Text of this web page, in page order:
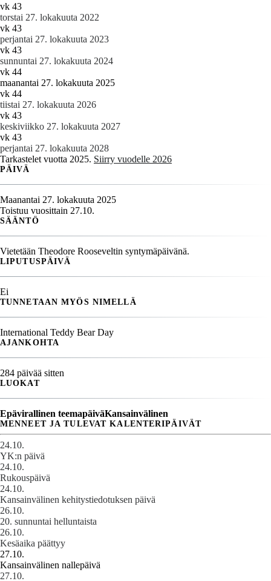
vk 43
torstai 27. lokakuuta 2022
vk 43
perjantai 27. lokakuuta 2023
vk 43
sunnuntai 27. lokakuuta 2024
vk 44
maanantai 27. lokakuuta 2025
vk 44
tiistai 27. lokakuuta 2026
vk 43
keskiviikko 27. lokakuuta 2027
vk 43
perjantai 27. lokakuuta 2028
Tarkastelet vuotta 2025. Siirry vuodelle 2026
PÄIVÄ
Maanantai 27. lokakuuta 2025
Toistuu vuosittain 27.10.
SÄÄNTÖ
Vietetään Theodore Rooseveltin syntymäpäivänä.
LIPUTUSPÄIVÄ
Ei
TUNNETAAN MYÖS NIMELLÄ
International Teddy Bear Day
AJANKOHTA
284 päivää sitten
LUOKAT
Epävirallinen teemapäiväKansainvälinen
MENNEET JA TULEVAT KALENTERIPÄIVÄT
24.10.
YK:n päivä
24.10.
Rukouspäivä
24.10.
Kansainvälinen kehitystiedotuksen päivä
26.10.
20. sunnuntai helluntaista
26.10.
Kesäaika päättyy
27.10.
Kansainvälinen nallepäivä
27.10.